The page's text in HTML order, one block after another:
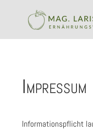
Impressum
Informationspflicht